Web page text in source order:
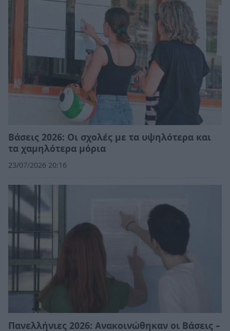
Βάσεις 2026: Οι σχολές με τα υψηλότερα και
τα χαμηλότερα μόρια
23/07/2026 20:16
Πανελλήνιες 2026: Ανακοινώθηκαν οι Βάσεις –